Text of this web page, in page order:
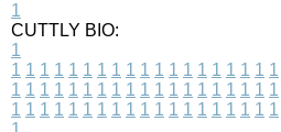
1
CUTTLY BIO:
1
1 1 1 1 1 1 1 1 1 1 1 1 1 1 1 1 1 1 1
1 1 1 1 1 1 1 1 1 1 1 1 1 1 1 1 1 1 1
1 1 1 1 1 1 1 1 1 1 1 1 1 1 1 1 1 1 1